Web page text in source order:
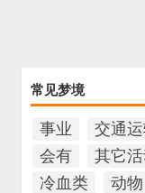
常见梦境
事业 交通
会有
其它
冷血类
动物